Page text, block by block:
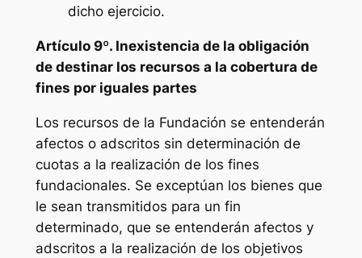
dicho ejercicio.
Artículo 9º. Inexistencia de la obligación
de destinar los recursos a la cobertura de
fines por iguales partes
Los recursos de la Fundación se entenderán
afectos o adscritos sin determinación de
cuotas a la realización de los fines
fundacionales. Se exceptúan los bienes que
le sean transmitidos para un fin
determinado, que se entenderán afectos y
adscritos a la realización de los objetivos